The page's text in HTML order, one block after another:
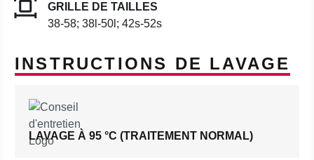
GRILLE DE TAILLES
38-58; 38l-50l; 42s-52s
INSTRUCTIONS DE LAVAGE
LAVAGE À 95 °C (TRAITEMENT NORMAL)